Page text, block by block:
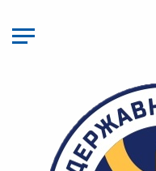
основного
матеріалу